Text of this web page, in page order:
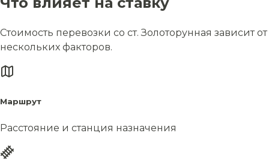
Стоимость перевозки со ст. Золоторунная зависит от
нескольких факторов.
Маршрут
Расстояние и станция назначения